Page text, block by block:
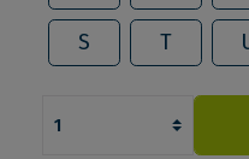
S T